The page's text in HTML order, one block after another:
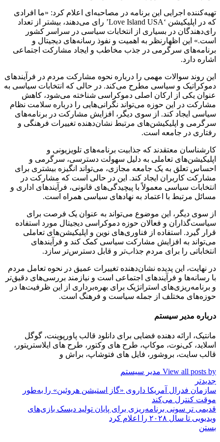
تهیه‌کننده اجرایی این برنامه در مصاحبه‌ای اعلام کرد: «ما افرادی
که در اپلیکیشن ‘Love Island USA’ رای می‌دهند، بیشتر از تعداد
رای‌دهندگان در بسیاری از انتخابات سیاسی در سراسر کشور
است.» این اظهارنظر به اهمیت و نفوذ رسانه‌های دیجیتال و
برنامه‌های سرگرمی در جذب مخاطب و ایجاد مشارکت اجتماعی
اشاره دارد.
این روند سوالات مهمی را درباره نحوه مشارکت مردم در فرآیندهای
دموکراتیک و سیاسی مطرح می‌کند. در حالی که انتخابات سیاسی به
عنوان یکی از ارکان اصلی دموکراسی شناخته می‌شود، کاهش
مشارکت در این حوزه می‌تواند نگرانی‌هایی را درباره سلامت نظام
سیاسی ایجاد کند. از سوی دیگر، افزایش مشارکت در برنامه‌های
سرگرمی و اپلیکیشن‌های مرتبط نشان‌دهنده تغییرات فرهنگی و
رفتاری در جامعه است.
کارشناسان معتقدند که جذابیت برنامه‌های تلویزیونی و
اپلیکیشن‌های تعاملی به دلیل سهولت دسترسی، سرگرمی و
احساس تعلق به یک جامعه مجازی، می‌تواند انگیزه بیشتری برای
مشارکت کاربران ایجاد کند. این در حالی است که مشارکت در
انتخابات سیاسی معمولاً با پیچیدگی‌های قانونی، فرآیندهای اداری و
مسائل مرتبط با اعتماد به نهادهای سیاسی همراه است.
از سوی دیگر، این موضوع می‌تواند به عنوان یک فرصت برای
سیاست‌گذاران و فعالان حوزه دموکراسی دیجیتال مورد استفاده
قرار گیرد. استفاده از فناوری‌های نوین و اپلیکیشن‌های تعاملی
می‌تواند به افزایش مشارکت سیاسی کمک کند و فرآیندهای
انتخاباتی را برای مردم جذاب‌تر و قابل دسترس‌تر سازد.
در نهایت، این پدیده نشان‌دهنده تغییرات عمیق در نحوه تعامل مردم
با رسانه‌ها و فرآیندهای اجتماعی است و نیازمند بررسی‌های دقیق‌تر
و برنامه‌ریزی‌های استراتژیک برای بهره‌برداری از این ظرفیت‌ها در
حوزه‌های مختلف از جمله سیاست و فرهنگ است.
درباره مدیر سیستم
مانتیک، ارائه دهنده فضایی برای دانلود قالب پاورپوینت، گوگل
اسلاید، کی‌نوت، موکاپ، طرح های وکتور، طرح های ایلاستریتور،
قالب سایت، بروشور، فایل های فتوشاپ، براش و
View all posts by مدیر سیستم
جدیدتر
سازمان فدرال آمریکا داروی «گاز استیشن هروئین» را به‌طور
موقت کنترل می‌کند
قدیمی تر سونی برنامه‌ریزی برای پایان تولید دیسک بازی‌های
ویدیویی تا سال ۲۰۲۸ را اعلام کرد
بستن